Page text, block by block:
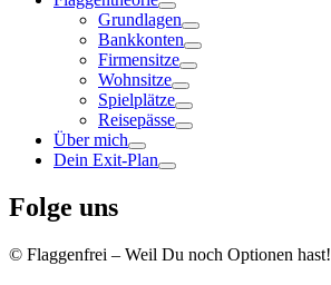
Grundlagen
Bankkonten
Firmensitze
Wohnsitze
Spielplätze
Reisepässe
Über mich
Dein Exit-Plan
Folge uns
© Flaggenfrei – Weil Du noch Optionen hast!